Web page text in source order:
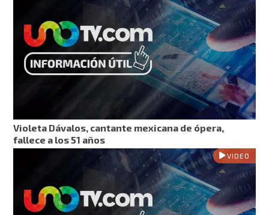
Violeta Dávalos, cantante mexicana de ópera,
fallece a los 51 años
VIDEO